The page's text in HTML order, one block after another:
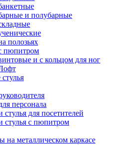
и полубарные
полозьях
пюпитром
и с кольцом для ног
персонала
стулья для посетителей
стулья с пюпитром
на металлическом каркасе